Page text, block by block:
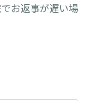
お返事が遅い場